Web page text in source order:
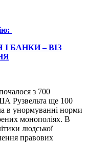
БАНКИ – ВІЗ
з 700
Рузвельта ще 100
в унормуванні норми
монополіях. В
людської
правових